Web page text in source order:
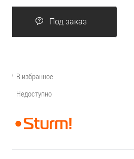
Под заказ
В избранное
Недоступно